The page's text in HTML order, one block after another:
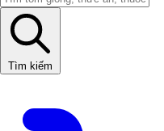
Tìm kiếm